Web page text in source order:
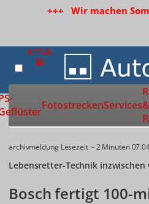
+++ Wir machen
Zur
FotostreckenServices&
archivmeldung Lesezeit ~ 2 Minuten
Lebensretter-Technik
Bosch fertigt 100-